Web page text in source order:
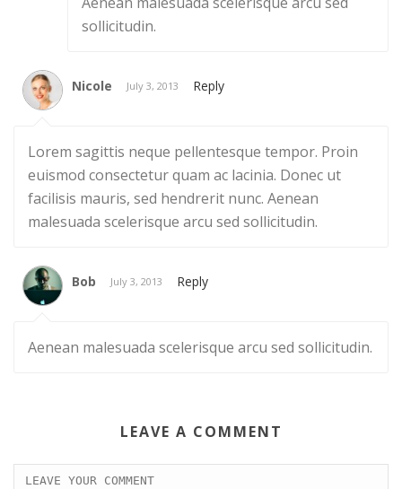
sollicitudin.
Nicole July 3, 2013 Reply
Lorem sagittis neque pellentesque tempor. Proin
euismod consectetur quam ac lacinia. Donec ut
facilisis mauris, sed hendrerit nunc. Aenean
malesuada scelerisque arcu sed sollicitudin.
Bob July 3, 2013 Reply
Aenean malesuada scelerisque arcu sed sollicitudin.
LEAVE A COMMENT